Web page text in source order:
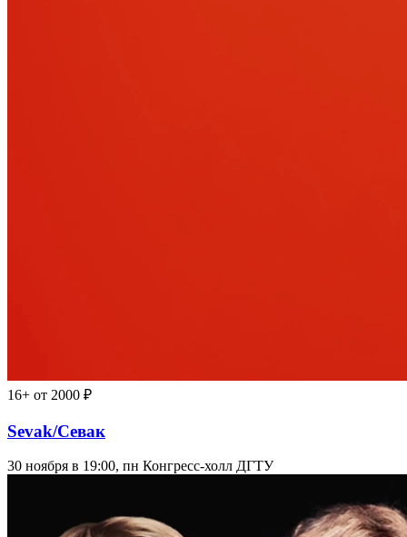
16+ от 2000 ₽
Sevak/Севак
30 ноября в 19:00, пн Конгресс-холл ДГТУ